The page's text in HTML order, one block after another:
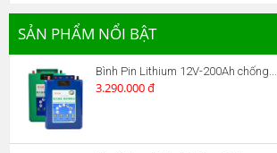
SẢN PHẨM NỔI BẬT
Bình Pin Lithium 12V-200Ah chống...
3.290.000 đ